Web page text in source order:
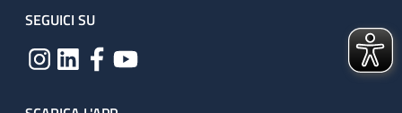
SEGUICI SU